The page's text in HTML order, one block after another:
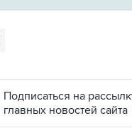
Подписаться на
главных новостей сайта